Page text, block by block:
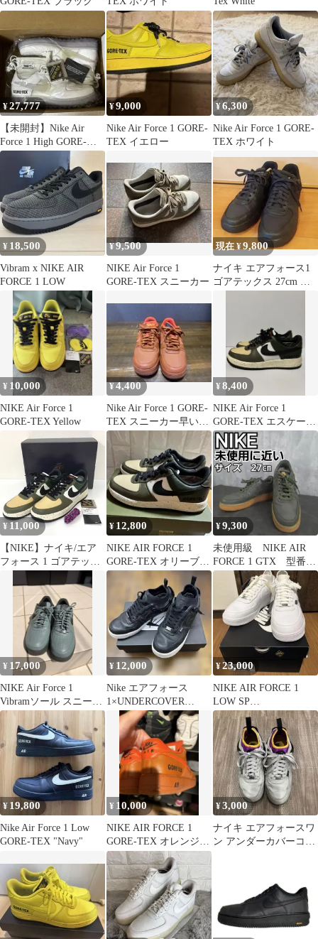
¥27,777
【未開封】Nike Air
Force 1 High GORE-
TEX 26cm
¥9,000
Nike Air Force 1 GORE-
TEX イエロー
¥6,300
Nike Air Force 1 GORE-
TEX ホワイト
¥ 18,500
Vibram x NIKE AIR
FORCE 1 LOW
¥9,500
NIKE Air Force 1
GORE-TEX スニーカー
現在 ¥9,800
ナイキ エアフォース1
ゴアテックス 27cm 補
¥ 10,000
NIKE Air Force 1
GORE-TEX Yellow
¥4,400
Nike Air Force 1 GORE-
TEX スニーカー早い物
勝ちお早目❗️
¥8,400
NIKE Air Force 1
GORE-TEX エスケープ
ESCAPE
¥ 11,000
【NIKE】ナイキ/エア
フォース 1 ゴアテック
ス /AIR FORCE 1
GORE-TEX / 28cm/ミデ
ィアムオリーブ/カーボ
ングリーン/セイル/ブラ
ック/ DM6435-222
¥ 12,800
NIKE AIR FORCE 1
GORE-TEX オリーブ
箱付き 限定品
¥9,300
未使用級 NIKE AIR
FORCE 1 GTX 型番
CK2630 200
¥ 17,000
NIKE Air Force 1
Vibramソール スニーカ
ー
¥ 12,000
Nike エアフォース
1×UNDERCOVER
GORE-TEX
¥23,000
NIKE AIR FORCE 1
LOW SP
UNDERCOVER
¥ 19,800
Nike Air Force 1 Low
GORE-TEX "Navy"
¥ 10,000
NIKE AIR FORCE 1
GORE-TEX オレンジ
28.5cm
¥3,000
ナイキ エアフォースワ
ン アンダーカバーコラ